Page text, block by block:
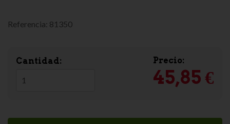
Referencia: 81350
Cantidad: Precio:
45,85 €